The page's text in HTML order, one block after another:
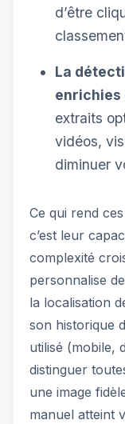
d’être
La
enrichies
extraits
vidéos,
diminuer
Ce qui rend
c’est leur
complexité
personnalise
la localisation
son historique
utilisé (mobile,
distinguer
une image
manuel atteint